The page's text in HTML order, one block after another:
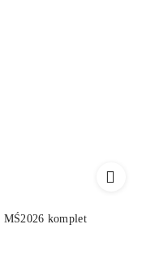
MŚ2026 komplet